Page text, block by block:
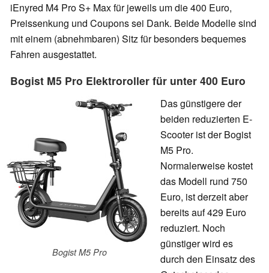
iEnyred M4 Pro S+ Max für jeweils um die 400 Euro,
Preissenkung und Coupons sei Dank. Beide Modelle sind
mit einem (abnehmbaren) Sitz für besonders bequemes
Fahren ausgestattet.
Bogist M5 Pro Elektroroller für unter 400 Euro
Bogist M5 Pro
Das günstigere der
beiden reduzierten E-
Scooter ist der Bogist
M5 Pro.
Normalerweise kostet
das Modell rund 750
Euro, ist derzeit aber
bereits auf 429 Euro
reduziert. Noch
günstiger wird es
durch den Einsatz des